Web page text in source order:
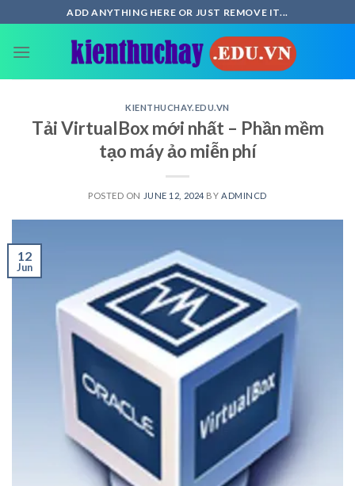
to
content
ADD ANYTHING HERE OR JUST REMOVE IT...
KIENTHUCHAY.EDU.VN
Tải VirtualBox mới nhất – Phần mềm
tạo máy ảo miễn phí
POSTED ON JUNE 12, 2024 BY ADMINCD
12
Jun